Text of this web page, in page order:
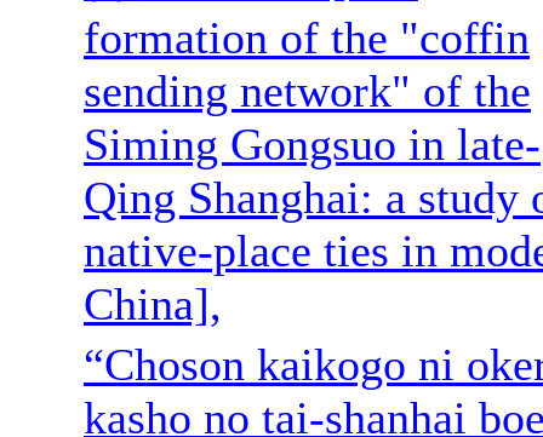
formation of the "coffin
sending network" of the
Siming Gongsuo in late-
Qing Shanghai: a study
native-place ties in
China],
“Choson kaikogo ni
kasho no tai-shanhai